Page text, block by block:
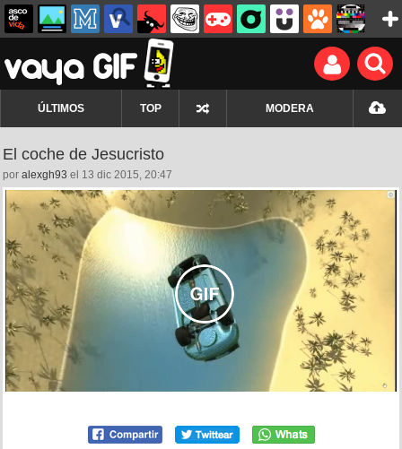
ÚLTIMOS TOP MODERA
El coche de Jesucristo
por alexgh93 el 13 dic 2015, 20:47